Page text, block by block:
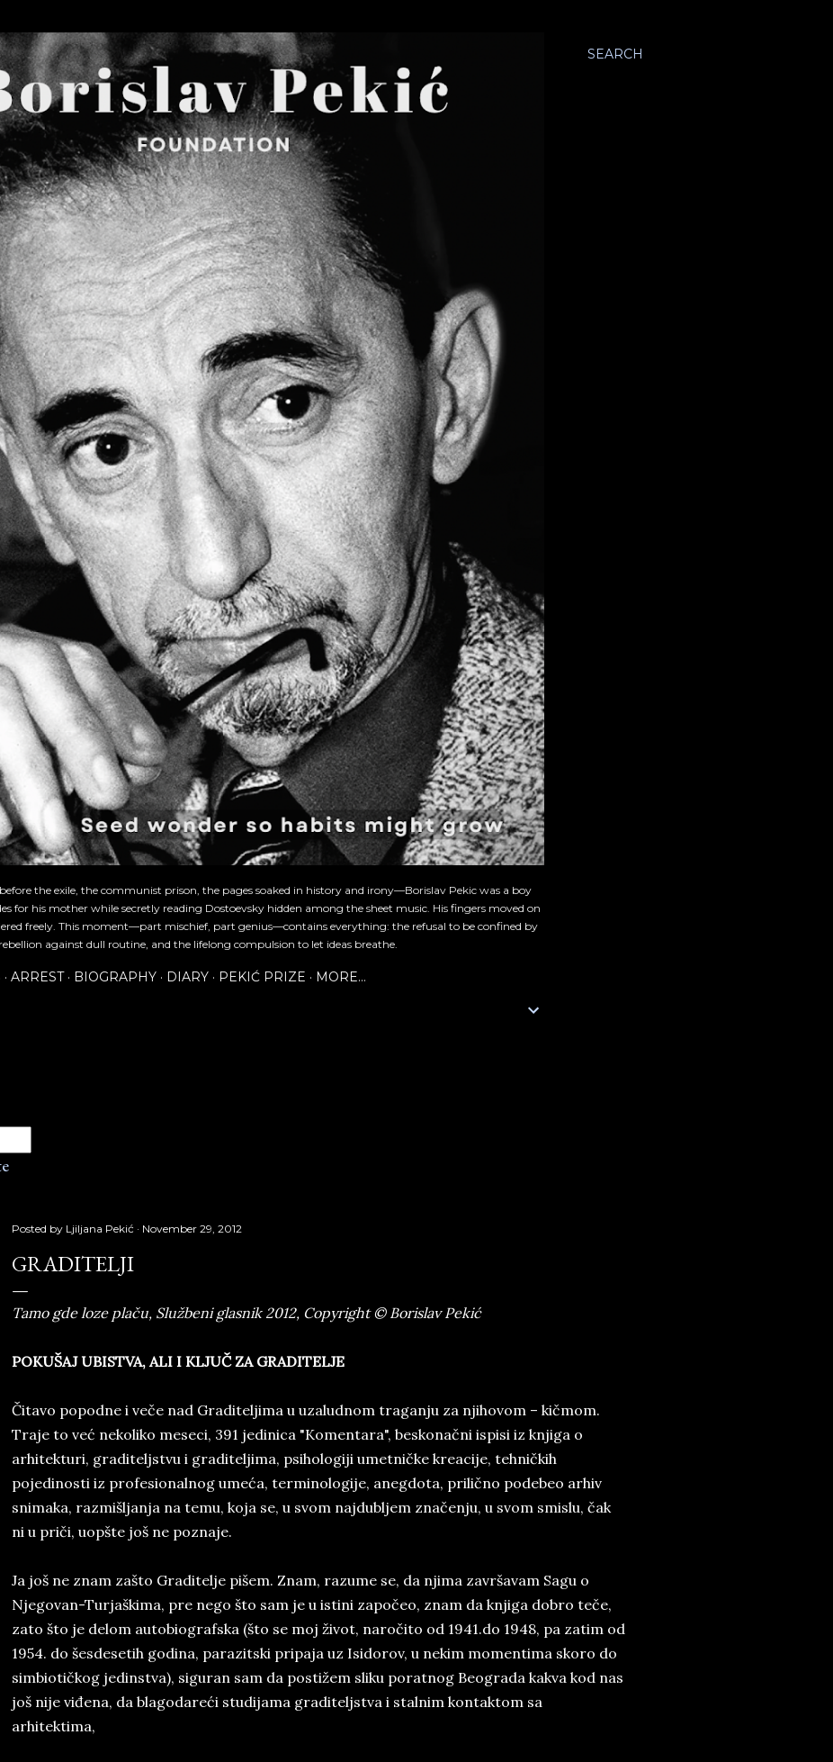
SEARCH
the exile, the communist prison, the pages soaked in history and irony—Borislav Pekic was a boy
for his mother while secretly reading Dostoevsky hidden among the sheet music. His fingers moved on
freely. This moment—part mischief, part genius—contains everything: the refusal to be confined by
against dull routine, and the lifelong compulsion to let ideas breathe.
ARREST BIOGRAPHY DIARY PEKIĆ PRIZE MORE…
Posted by Ljiljana Pekić November 29, 2012
GRADITELJI
Tamo gde loze plaču, Službeni glasnik 2012, Copyright © Borislav Pekić
POKUŠAJ UBISTVA, ALI I KLJUČ ZA GRADITELJE
Čitavo popodne i veče nad Graditeljima u uzaludnom traganju za njihovom – kičmom.
Traje to već nekoliko meseci, 391 jedinica "Komentara", beskonačni ispisi iz knjiga o
arhitekturi, graditeljstvu i graditeljima, psihologiji umetničke kreacije, tehničkih
pojedinosti iz profesionalnog umeća, terminologije, anegdota, prilično podebeo arhiv
snimaka, razmišljanja na temu, koja se, u svom najdubljem značenju, u svom smislu, čak
ni u priči, uopšte još ne poznaje.
Ja još ne znam zašto Graditelje pišem. Znam, razume se, da njima završavam Sagu o
Njegovan-Turjaškima, pre nego što sam je u istini započeo, znam da knjiga dobro teče,
zato što je delom autobiografska (što se moj život, naročito od 1941.do 1948, pa zatim od
1954. do šesdesetih godina, parazitski pripaja uz Isidorov, u nekim momentima skoro do
simbiotičkog jedinstva), siguran sam da postižem sliku poratnog Beograda kakva kod nas
još nije viđena, da blagodareći studijama graditeljstva i stalnim kontaktom sa
arhitektima,